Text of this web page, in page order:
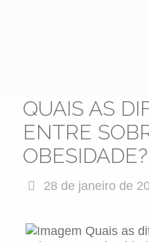
QUAIS AS
ENTRE
OBESIDADE?
28 de janeiro de